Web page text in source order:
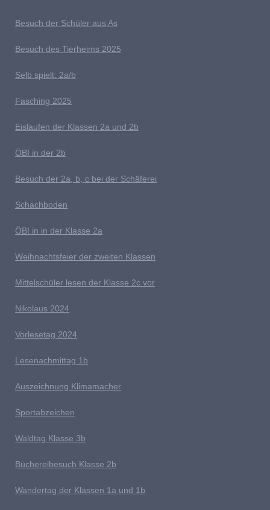
Besuch der Schüler aus As
Besuch des Tierheims 2025
Selb spielt: 2a/b
Fasching 2025
Eislaufen der Klassen 2a und 2b
ÖBI in der 2b
Besuch der 2a, b, c bei der Schäferei
Schachboden
ÖBI in in der Klasse 2a
Weihnachtsfeier der zweiten Klassen
Mittelschüler lesen der Klasse 2c vor
Nikolaus 2024
Vorlesetag 2024
Lesenachmittag 1b
Auszeichnung Klimamacher
Sportabzeichen
Waldtag Klasse 3b
Büchereibesuch Klasse 2b
Wandertag der Klassen 1a und 1b